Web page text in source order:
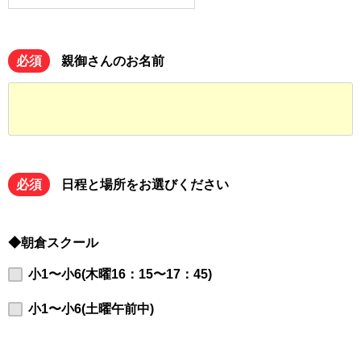
必須 親御さんのお名前
必須 日程と場所をお選びください
◆朝倉スクール
小1〜小6(木曜16：15〜17：45)
小1〜小6(土曜午前中)